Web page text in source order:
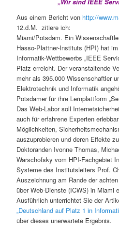
„Wir sind IEEE
Aus einem Bericht von http://
12.d.M. zitiere ich:
Miami/Potsdam. Ein
Hasso-Plattner-Instituts (HPI) hat
Informatik-Wettbewerbs „IEEE
Platz erreicht. Der veranstaltende
mehr als 395.000 Wissenschaftler
Elektrotechnik und Informatik
Potsdamer für ihre Lernplattform
Das Web-Labor soll
auch für erfahrene Experten
Möglichkeiten,
auszuprobieren und deren Effekte
Doktoranden Ivonne Thomas,
Warschofsky vom HPI-Fachgebiet
Systeme des Institutsleiters Prof.
Auszeichnung am Rande der
über Web-Dienste (ICWS) in
Ausführlich unterrichtet Sie der
„Deutschland auf Platz 1 in
über dieses unerwartete Ergebnis.